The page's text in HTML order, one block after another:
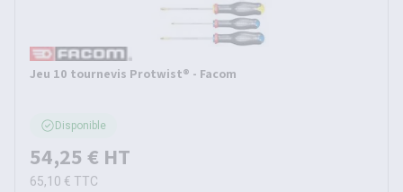
Jeu 10 tournevis Protwist® - Facom
Disponible
54,25 € HT
65,10 € TTC